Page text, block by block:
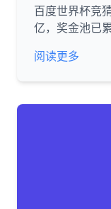
百度世界杯竞
亿，奖金池已
阅读更多